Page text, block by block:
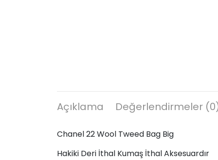
Açıklama Değerlendirmeler
Chanel 22 Wool Tweed Bag Big
Hakiki Deri İthal Kumaş İthal Aksesuardır